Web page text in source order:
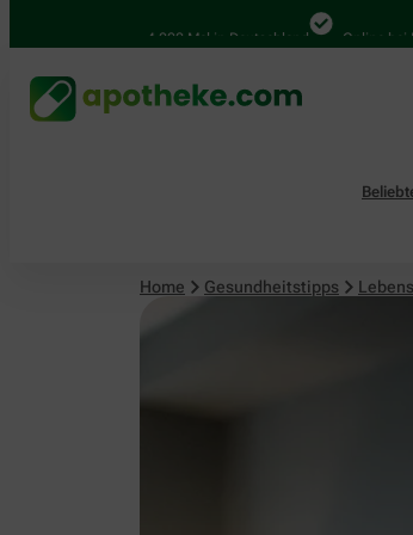
4.000 Mal in Deutschland Online bei Ihrer
Home Gesundheitstipps
Lebensqualität & Prävention